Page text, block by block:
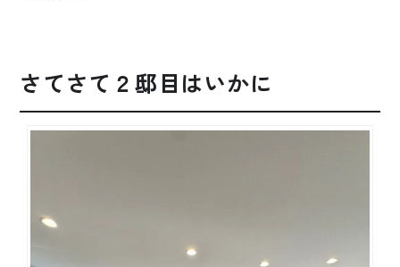
さてさて２邸目はいかに